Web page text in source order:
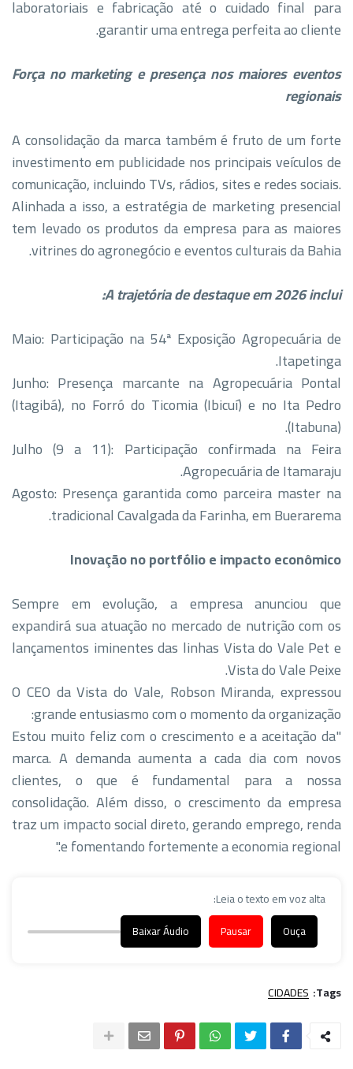
laboratoriais e fabricação até o cuidado final para
garantir uma entrega perfeita ao cliente.
Força no marketing e presença nos maiores eventos
regionais
​A consolidação da marca também é fruto de um forte
investimento em publicidade nos principais veículos de
comunicação, incluindo TVs, rádios, sites e redes sociais.
Alinhada a isso, a estratégia de marketing presencial
tem levado os produtos da empresa para as maiores
vitrines do agronegócio e eventos culturais da Bahia.
A trajetória de destaque em 2026 inclui:
​Maio: Participação na 54ª Exposição Agropecuária de
Itapetinga.
​Junho: Presença marcante na Agropecuária Pontal
(Itagibá), no Forró do Ticomia (Ibicuí) e no Ita Pedro
(Itabuna).
​Julho (9 a 11): Participação confirmada na Feira
Agropecuária de Itamaraju.
​Agosto: Presença garantida como parceira master na
tradicional Cavalgada da Farinha, em Buerarema.
​Inovação no portfólio e impacto econômico
​Sempre em evolução, a empresa anunciou que
expandirá sua atuação no mercado de nutrição com os
lançamentos iminentes das linhas Vista do Vale Pet e
Vista do Vale Peixe.
​O CEO da Vista do Vale, Robson Miranda, expressou
grande entusiasmo com o momento da organização:
​"Estou muito feliz com o crescimento e a aceitação da
marca. A demanda aumenta a cada dia com novos
clientes, o que é fundamental para a nossa
consolidação. Além disso, o crescimento da empresa
traz um impacto social direto, gerando emprego, renda
e fomentando fortemente a economia regional."
Leia o texto em voz alta:
Ouça
Pausar
Baixar Áudio
Tags:
CIDADES